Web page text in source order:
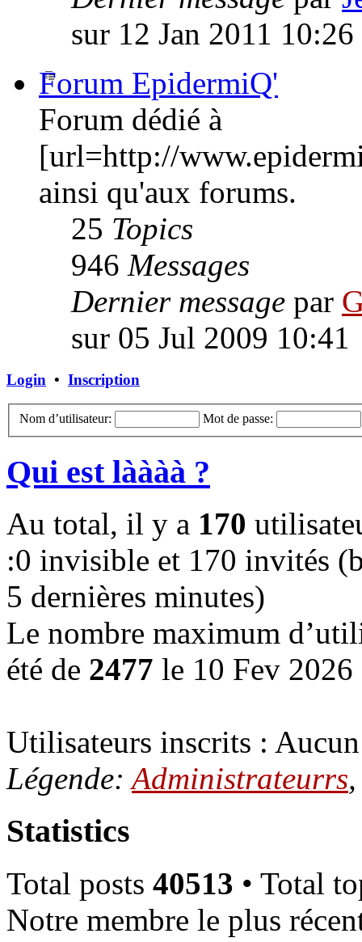
sur 12 Jan 2011 10:26
Forum EpidermiQ'
Forum dédié à
[url=http://
ainsi qu'aux forums.
25 Topics
946 Messages
Dernier message par
sur 05 Jul 2009 10:41
Login • Inscription
Nom d’utilisateur: Mot de passe:
Qui est làààà ?
Au total, il y a 170
:0 invisible et 170 invités
5 dernières minutes)
Le nombre maximum
été de 2477 le 10 Fev
Utilisateurs inscrits :
Légende:Administrateurrs
Statistics
Total posts 40513 • Total
Notre membre le plus